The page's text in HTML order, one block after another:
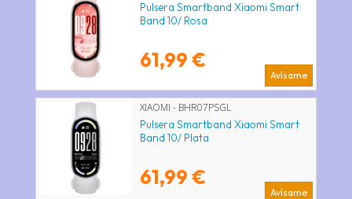
Pulsera Smartband Xiaomi Smart
Band 10/ Rosa
61,99 €
Avísame
XIAOMI - BHR07PSGL
Pulsera Smartband Xiaomi Smart
Band 10/ Plata
61,99 €
Avísame